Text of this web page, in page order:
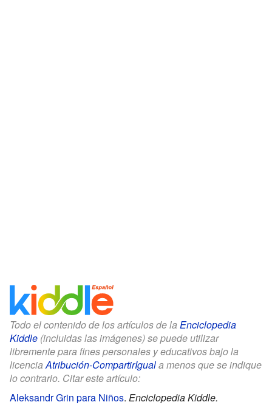
Todo el contenido de los artículos de la Enciclopedia
Kiddle (incluidas las imágenes) se puede utilizar
libremente para fines personales y educativos bajo la
licenciaAtribución-CompartirIguala menos que se indique
lo contrario. Citar este artículo:
Aleksandr Grin para Niños. Enciclopedia Kiddle.